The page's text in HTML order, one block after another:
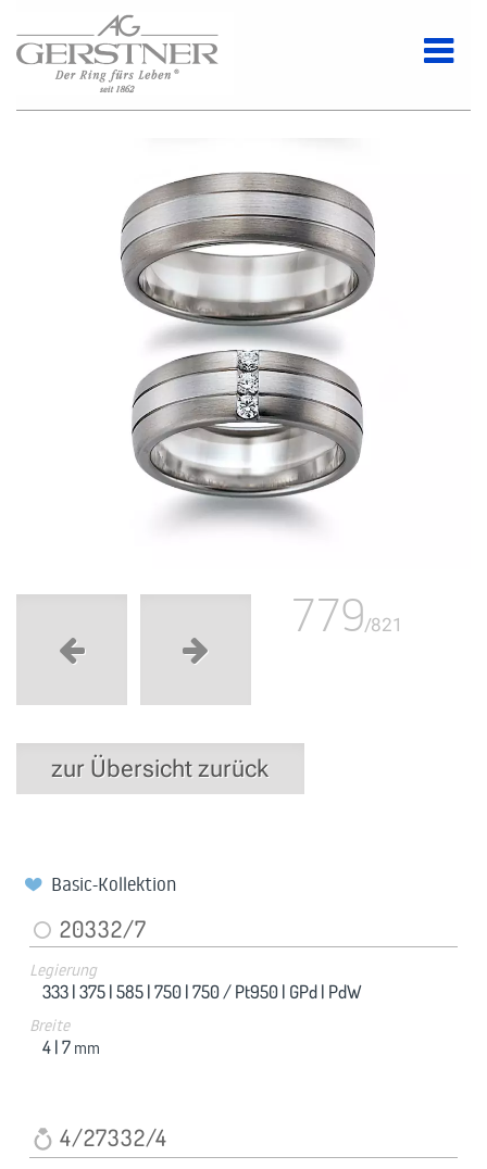
779/821
zur Übersicht zurück
Basic-Kollektion
20332/7
Legierung
333 |375 |585 |750 |750 / Pt950 | GPd | PdW
Breite
4 |7 mm
4/27332/4